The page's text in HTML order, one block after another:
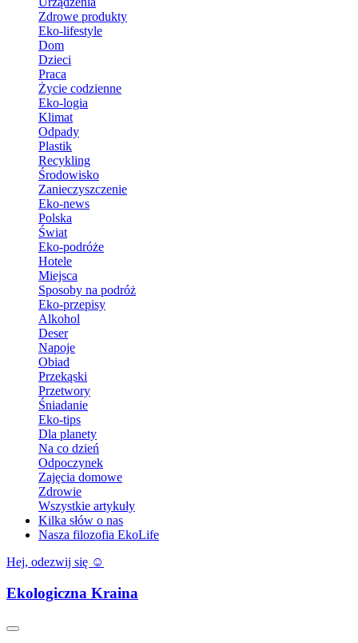
Zdrowe produkty
Eko-lifestyle
Dom
Dzieci
Praca
Życie codzienne
Eko-logia
Klimat
Odpady
Plastik
Recykling
Środowisko
Zanieczyszczenie
Eko-news
Polska
Świat
Eko-podróże
Hotele
Miejsca
Sposoby na podróż
Eko-przepisy
Alkohol
Deser
Napoje
Obiad
Przekąski
Przetwory
Śniadanie
Eko-tips
Dla planety
Na co dzień
Odpoczynek
Zajęcia domowe
Zdrowie
Wszystkie artykuły
Kilka słów o nas
Nasza filozofia EkoLife
Hej, odezwij się ☺️
Ekologiczna Kraina